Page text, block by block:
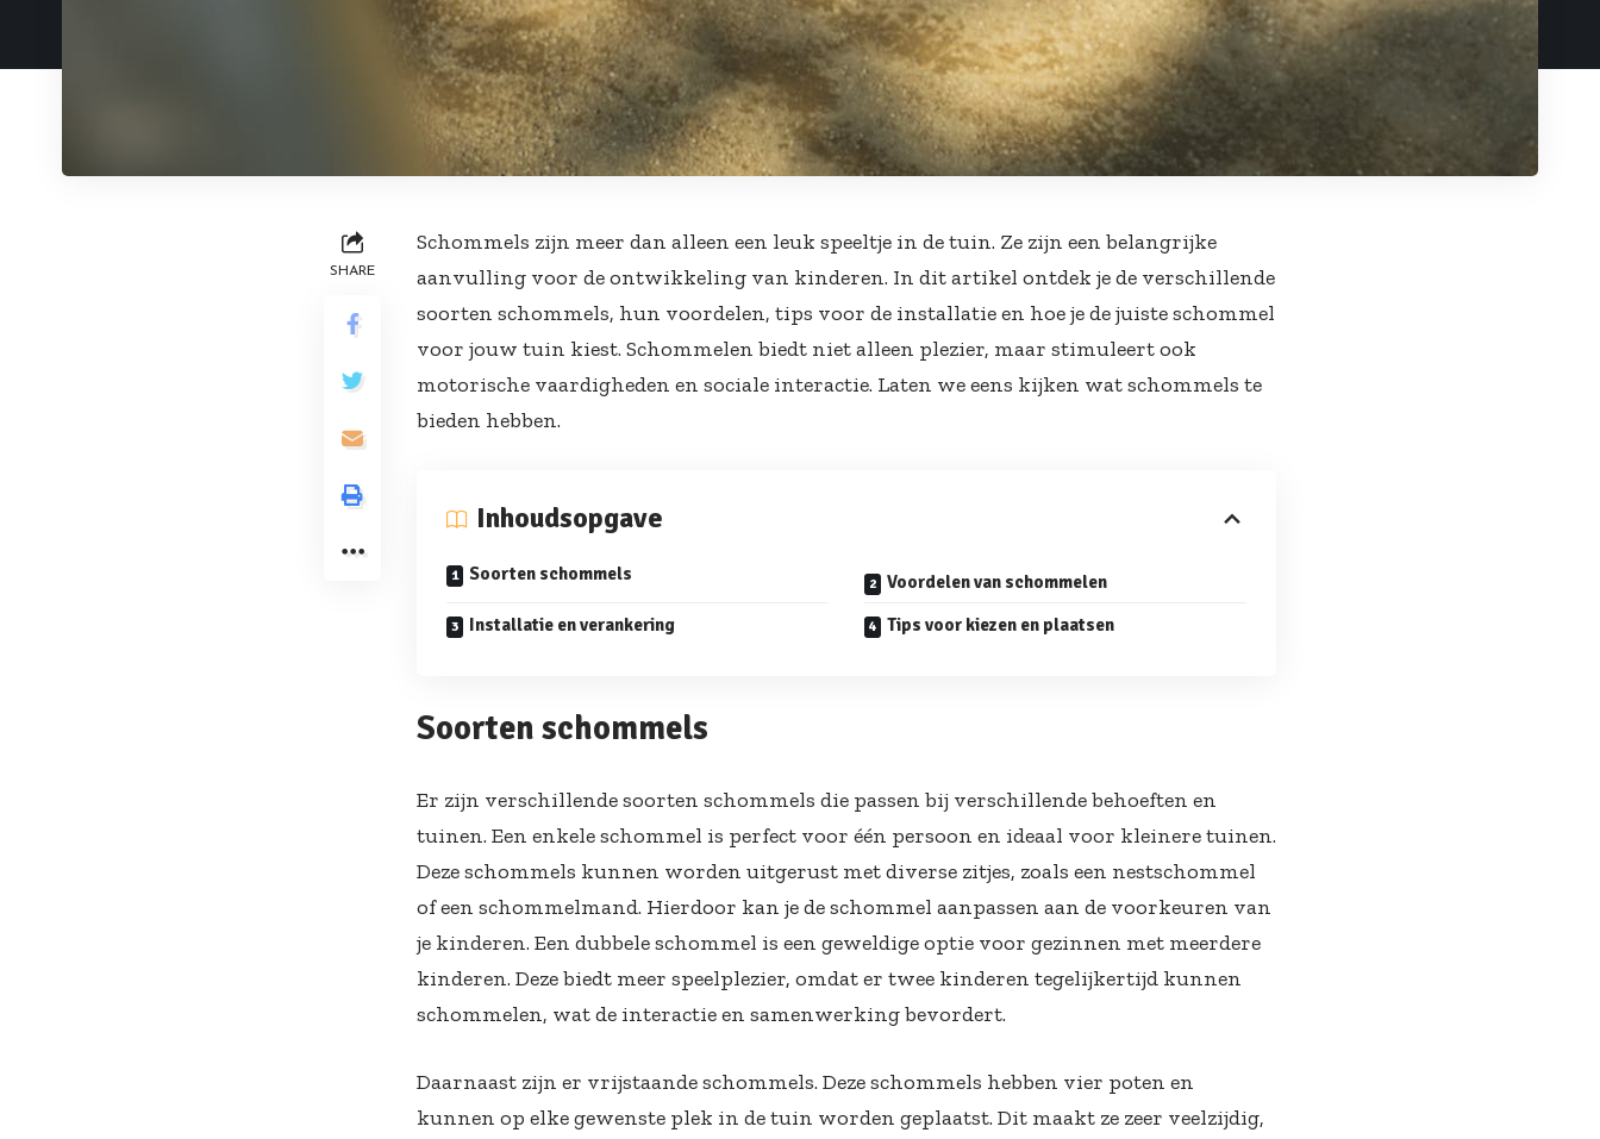
SHARE
Schommels zijn meer dan alleen een leuk speeltje in de tuin. Ze zijn een belangrijke
aanvulling voor de ontwikkeling van kinderen. In dit artikel ontdek je de verschillende
soorten schommels, hun voordelen, tips voor de installatie en hoe je de juiste schommel
voor jouw tuin kiest. Schommelen biedt niet alleen plezier, maar stimuleert ook
motorische vaardigheden en sociale interactie. Laten we eens kijken wat schommels te
bieden hebben.
Inhoudsopgave
Soorten schommels
Voordelen van schommelen
Installatie en verankering
Tips voor kiezen en plaatsen
Soorten schommels
Er zijn verschillende soorten schommels die passen bij verschillende behoeften en
tuinen. Een enkele schommel is perfect voor één persoon en ideaal voor kleinere tuinen.
Deze schommels kunnen worden uitgerust met diverse zitjes, zoals een nestschommel
of een schommelmand. Hierdoor kan je de schommel aanpassen aan de voorkeuren van
je kinderen. Een dubbele schommel is een geweldige optie voor gezinnen met meerdere
kinderen. Deze biedt meer speelplezier, omdat er twee kinderen tegelijkertijd kunnen
schommelen, wat de interactie en samenwerking bevordert.
Daarnaast zijn er vrijstaande schommels. Deze schommels hebben vier poten en
kunnen op elke gewenste plek in de tuin worden geplaatst. Dit maakt ze zeer veelzijdig,